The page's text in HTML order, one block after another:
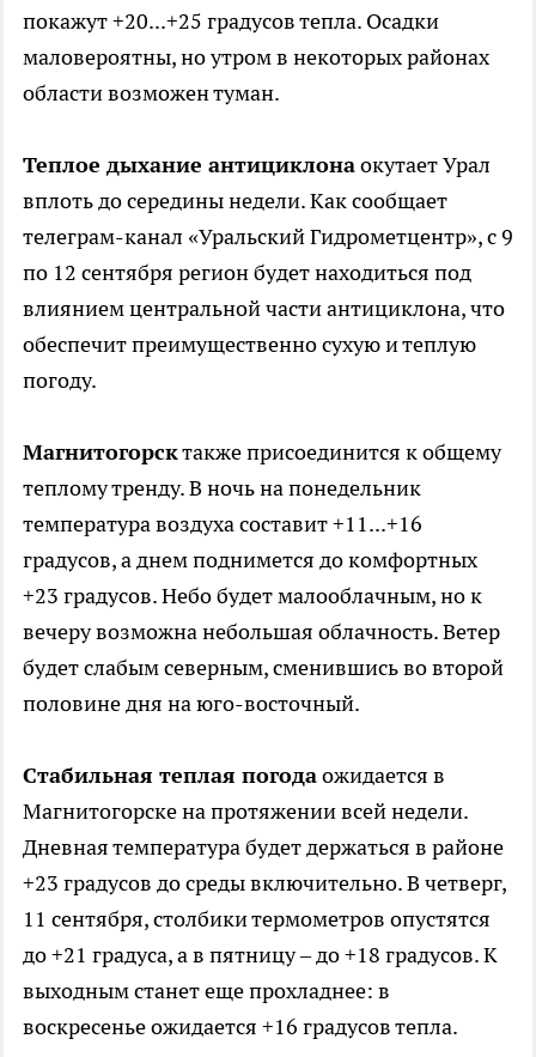
покажут +20...+25 градусов тепла. Осадки
маловероятны, но утром в некоторых районах
области возможен туман.
Теплое дыхание антициклонаокутает Урал
вплоть до середины недели. Как сообщает
телеграм-канал «Уральский Гидрометцентр», с 9
по 12 сентября регион будет находиться под
влиянием центральной части антициклона, что
обеспечит преимущественно сухую и теплую
погоду.
Магнитогорсктакже присоединится к общему
теплому тренду. В ночь на понедельник
температура воздуха составит +11...+16
градусов, а днем поднимется до комфортных
+23 градусов. Небо будет малооблачным, но к
вечеру возможна небольшая облачность. Ветер
будет слабым северным, сменившись во второй
половине дня на юго-восточный.
Стабильная теплая погодаожидается в
Магнитогорске на протяжении всей недели.
Дневная температура будет держаться в районе
+23 градусов до среды включительно. В четверг,
11 сентября, столбики термометров опустятся
до +21 градуса, а в пятницу – до +18 градусов. К
выходным станет еще прохладнее: в
воскресенье ожидается +16 градусов тепла.